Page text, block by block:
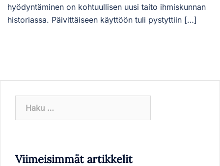
hyödyntäminen on kohtuullisen uusi taito ihmiskunnan
historiassa. Päivittäiseen käyttöön tuli pystyttiin […]
Viimeisimmät artikkelit